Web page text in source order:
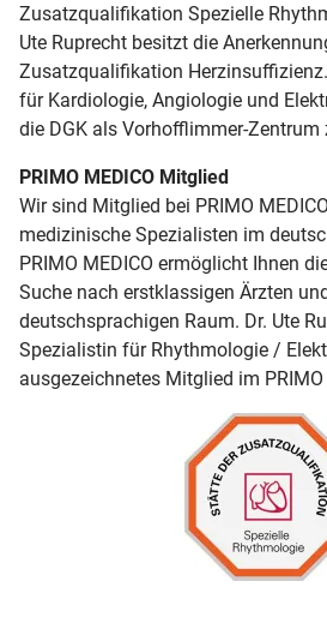
Zusatzqualifikation Spezielle
Ute Ruprecht besitzt die
Zusatzqualifikation
für Kardiologie, Angiologie und
die DGK als Vorhofflimmer-Zentrum
PRIMO MEDICO Mitglied
Wir sind Mitglied bei PRIMO
medizinische Spezialisten im
PRIMO MEDICO ermöglicht Ihnen
Suche nach erstklassigen Ärzten
deutschsprachigen Raum. Dr. Ute
Spezialistin für Rhythmologie /
ausgezeichnetes Mitglied im PRIMO